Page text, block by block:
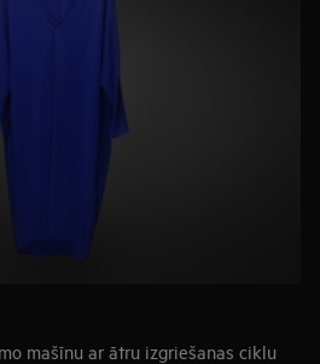
mašīnu ar ātru izgriešanas ciklu